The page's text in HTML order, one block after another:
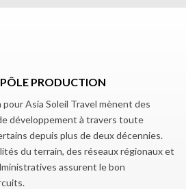
PRODUCTION
pour Asia Soleil Travel mènent des
développement à travers toute
depuis plus de deux décennies.
du terrain, des réseaux régionaux et
assurent le bon